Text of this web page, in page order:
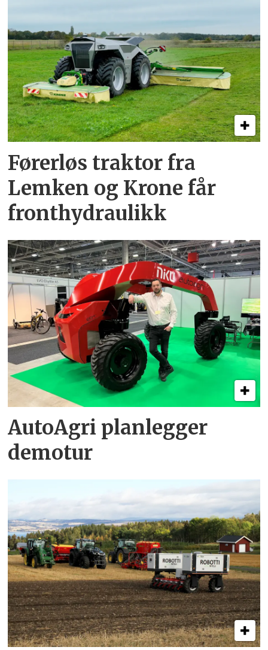
Førerløs traktor fra
Lemken og Krone får
fronthydraulikk
AutoAgri planlegger
demotur